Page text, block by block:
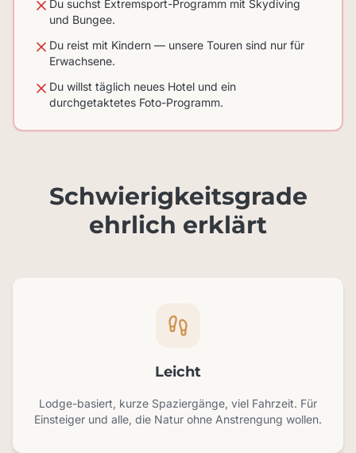
Du suchst Extremsport-Programm mit Skydiving
und Bungee.
Du reist mit Kindern — unsere Touren sind nur für
Erwachsene.
Du willst täglich neues Hotel und ein
durchgetaktetes Foto-Programm.
Schwierigkeitsgrade
ehrlich erklärt
Leicht
Lodge-basiert, kurze Spaziergänge, viel Fahrzeit. Für
Einsteiger und alle, die Natur ohne Anstrengung wollen.